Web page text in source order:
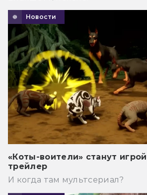
Новости
«Коты-воители» станут
трейлер
И когда там мультсериал?